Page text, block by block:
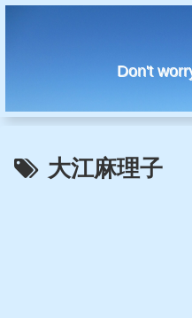
Don't
大江麻理子